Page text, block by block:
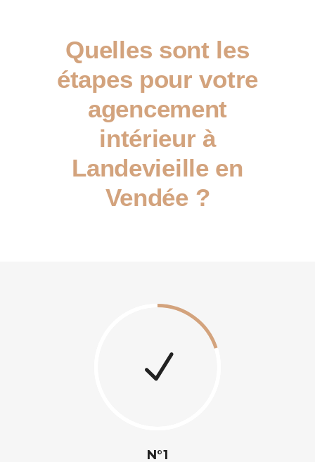
Quelles sont les
étapes pour votre
agencement
intérieur à
Landevieille en
Vendée ?
N°1